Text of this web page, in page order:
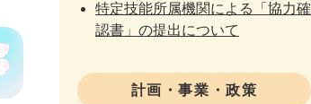
特定技能所属機関による「協力確
認書」の提出について
計画・事業・政策